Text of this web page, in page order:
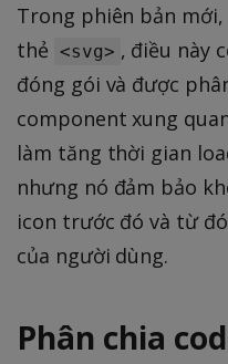
Trong phiên bản
thẻ <svg> , điều này
đóng gói và được
component xung
làm tăng thời gian
nhưng nó đảm bảo
icon trước đó và từ
của người dùng.
Phân chia